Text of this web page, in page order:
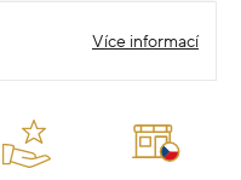
Více informací